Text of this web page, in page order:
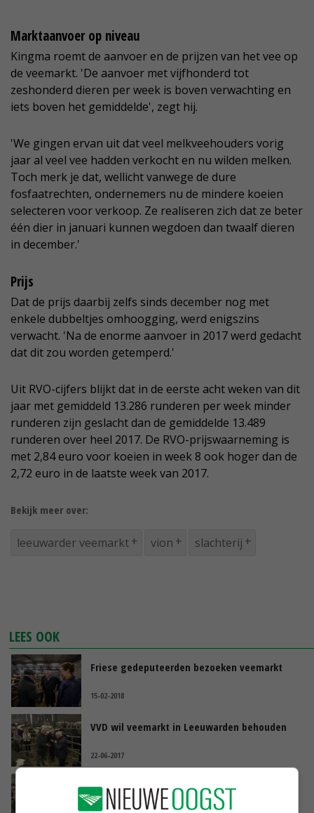
Marktaanvoer op niveau
Kingma roemt de aanvoer en de prijzen van het vee op
de veemarkt. 'De aanvoer met vijfhonderd tot
zeshonderd dieren per week is boven verwachting en
iets boven het gemiddelde', zegt hij.
'We gingen ervan uit dat veel melkveehouders vorig
jaar al veel vee hadden verkocht en nu wilden melken.
Toch merk je dat, wellicht vanwege de dure
fosfaatrechten, ondernemers nu de mindere koeien
selecteren voor verkoop. Ze realiseren zich dat ze beter
één dier in januari kunnen wegdoen dan twaalf dieren
in december.'
Prijs
Dat de prijs daarbij zelfs sinds december nog met
enkele dubbeltjes omhoogging, werd enigszins
verwacht. 'Na de enorme aanvoer in 2017 werd gedacht
dat dit zou worden getemperd.'
Uit RVO-cijfers blijkt dat in de eerste acht weken van dit
jaar met gemiddeld 13.286 runderen per week minder
runderen zijn geslacht dan de gemiddelde 13.489
runderen over heel 2017. De RVO-prijswaarneming is
met 2,84 euro voor koeien in week 8 ook hoger dan de
2,72 euro in de laatste week van 2017.
Bekijk meer over:
leeuwarder veemarkt vion slachterij
LEES OOK
Friese gedeputeerden bezoeken veemarkt
15-02-2018
VVD wil veemarkt in Leeuwarden behouden
22-06-2017
Leeuwarder Veemarkt moet wijken voor
voetbal